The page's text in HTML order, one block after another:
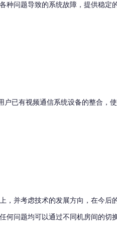
问题导致的系统故障，提供稳定
有视频通信系统设备的整合，使
并考虑技术的发展方向，在今后
问题均可以通过不同机房间的切